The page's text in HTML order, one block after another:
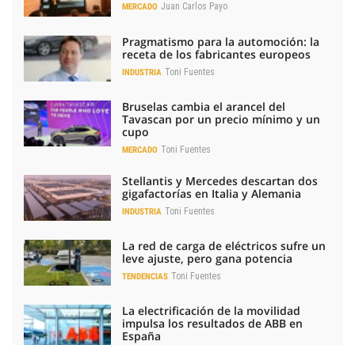
MERCADO Juan Carlos Payo
Pragmatismo para la automoción: la
receta de los fabricantes europeos
INDUSTRIA Toni Fuentes
Bruselas cambia el arancel del
Tavascan por un precio mínimo y un
cupo
MERCADO Toni Fuentes
Stellantis y Mercedes descartan dos
gigafactorías en Italia y Alemania
INDUSTRIA Toni Fuentes
La red de carga de eléctricos sufre un
leve ajuste, pero gana potencia
TENDENCIAS Toni Fuentes
La electrificación de la movilidad
impulsa los resultados de ABB en
España